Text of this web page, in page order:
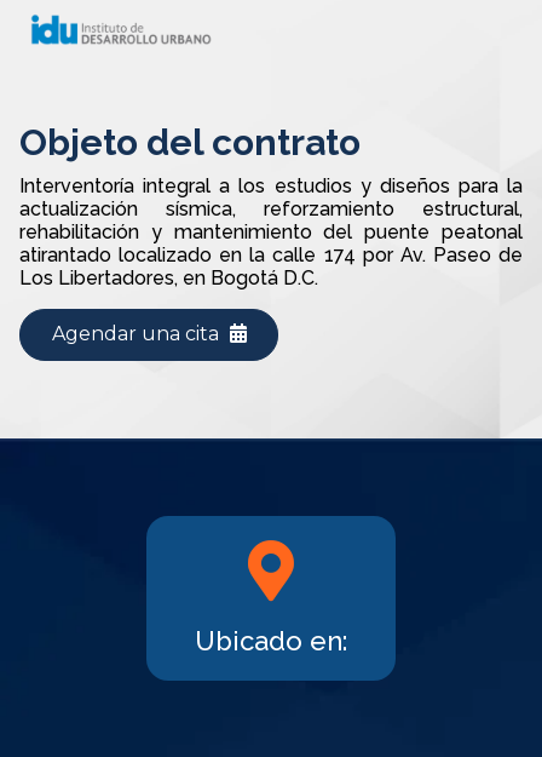
Objeto del contrato
Interventoría integral a los estudios y diseños para la
actualización sísmica, reforzamiento estructural,
rehabilitación y mantenimiento del puente peatonal
atirantado localizado en la calle 174 por Av. Paseo de
Los Libertadores, en Bogotá D.C.
Agendar una cita
Ubicado en: